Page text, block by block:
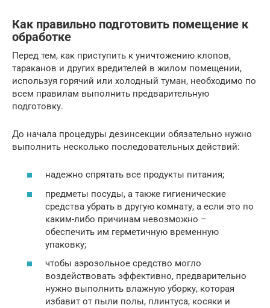
Как правильно подготовить помещение к
обработке
Перед тем, как приступить к уничтожению клопов,
тараканов и других вредителей в жилом помещении,
используя горячий или холодный туман, необходимо по
всем правилам выполнить предварительную
подготовку.
До начала процедуры дезинсекции обязательно нужно
выполнить несколько последовательных действий:
надежно спрятать все продукты питания;
предметы посуды, а также гигиенические
средства убрать в другую комнату, а если это по
каким-либо причинам невозможно –
обеспечить им герметичную временную
упаковку;
чтобы аэрозольное средство могло
воздействовать эффективно, предварительно
нужно выполнить влажную уборку, которая
избавит от пыли полы, плинтуса, косяки и